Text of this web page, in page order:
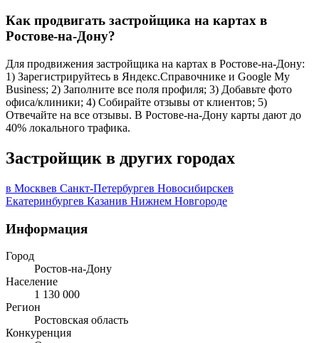
Как продвигать застройщика на картах в
Ростове-на-Дону?
Для продвижения застройщика на картах в Ростове-на-Дону:
1) Зарегистрируйтесь в Яндекс.Справочнике и Google My
Business; 2) Заполните все поля профиля; 3) Добавьте фото
офиса/клиники; 4) Собирайте отзывы от клиентов; 5)
Отвечайте на все отзывы. В Ростове-на-Дону карты дают до
40% локального трафика.
Застройщик в других городах
в Москвев Санкт-Петербургев Новосибирскев
Екатеринбургев Казанив Нижнем Новгороде
Информация
Город
Ростов-на-Дону
Население
1 130 000
Регион
Ростовская область
Конкуренция